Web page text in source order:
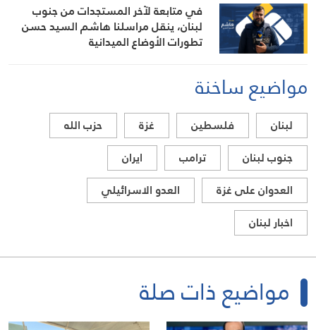
في متابعة لآخر المستجدات من جنوب
لبنان، ينقل مراسلنا هاشم السيد حسن
تطورات الأوضاع الميدانية
مواضيع ساخنة
لبنان فلسطين غزة
حزب الله
جنوب لبنان
ترامب
ايران
العدوان على غزة
العدو الاسرائيلي
اخبار لبنان
مواضيع ذات صلة